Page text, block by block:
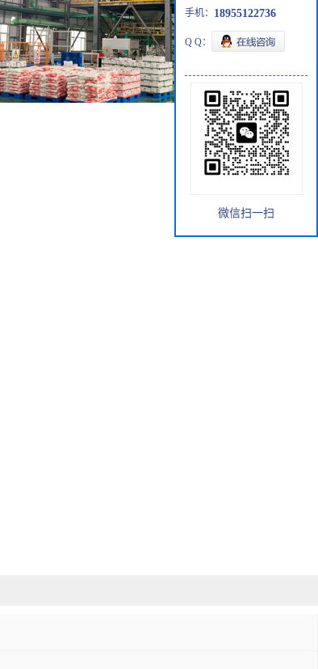
手机： 18955122736
Q Q：
微信扫一扫